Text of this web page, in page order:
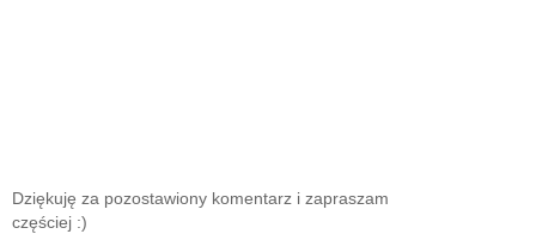
Dziękuję za pozostawiony komentarz i zapraszam
częściej :)